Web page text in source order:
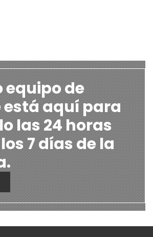
equipo de
aquí para
las 24 horas
7 días de la